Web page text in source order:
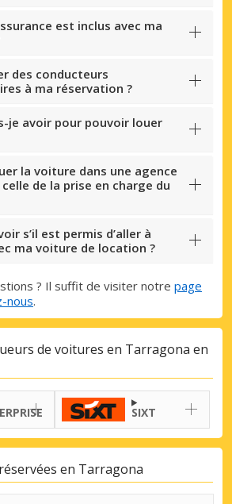
est inclus avec ma
des conducteurs
à ma réservation ?
je avoir pour pouvoir louer
la voiture dans une agence
de la prise en charge du
s’il est permis d’aller à
ma voiture de location ?
? Il suffit de visiter notre page
nous.
de voitures en Tarragona en
SIXT
en Tarragona